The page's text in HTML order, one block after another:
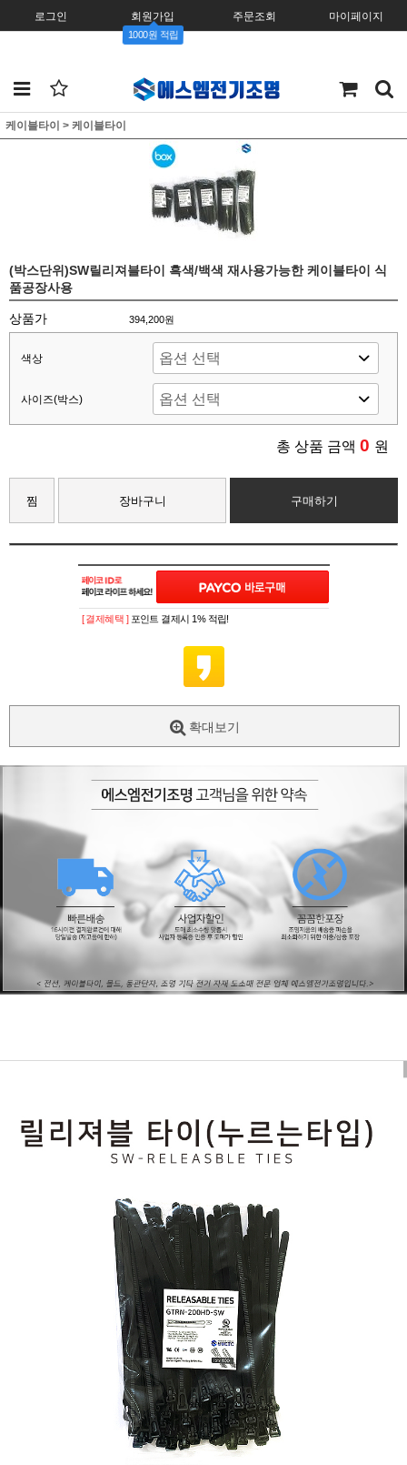
로그인 회원가입
1000원 적립
주문조회 마이페이지
케이블타이 > 케이블타이
(박스단위)SW릴리져블타이 흑색/백색 재사용가능한 케이블타이 식
품공장사용
상품가 394,200원
색상
사이즈(박스)
총 상품 금액 0 원
찜 장바구니 구매하기
[ 결제혜택 ] 포인트 결제시 1% 적립!
확대보기